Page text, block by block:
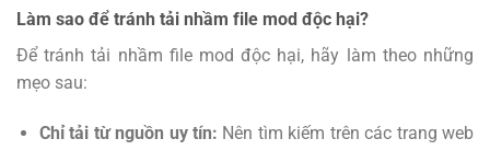
Làm sao để tránh tải nhầm file mod độc hại?
Để tránh tải nhầm file mod độc hại, hãy làm theo những
mẹo sau:
Chỉ tải từ nguồn uy tín: Nên tìm kiếm trên các trang web